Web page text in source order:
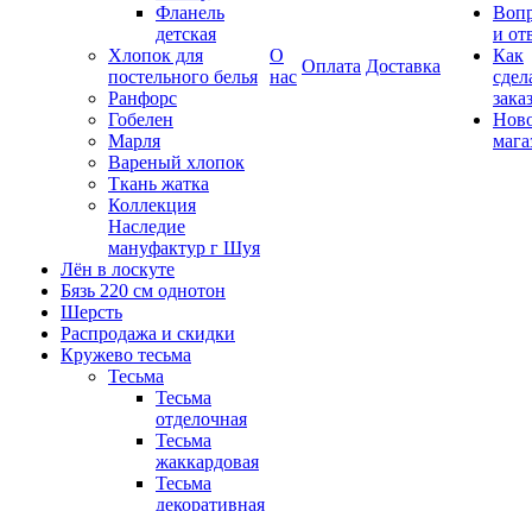
Фланель
детская
Хлопок для
постельного белья
Ранфорс
Гобелен
Марля
Вареный хлопок
Ткань жатка
Коллекция
Наследие
мануфактур г Шуя
Лён в лоскуте
Бязь 220 см однотон
Шерсть
Распродажа и скидки
Кружево тесьма
Тесьма
Тесьма
отделочная
Тесьма
жаккардовая
Тесьма
декоративная
О
нас
Оплата Доставка
и
Как
заказ